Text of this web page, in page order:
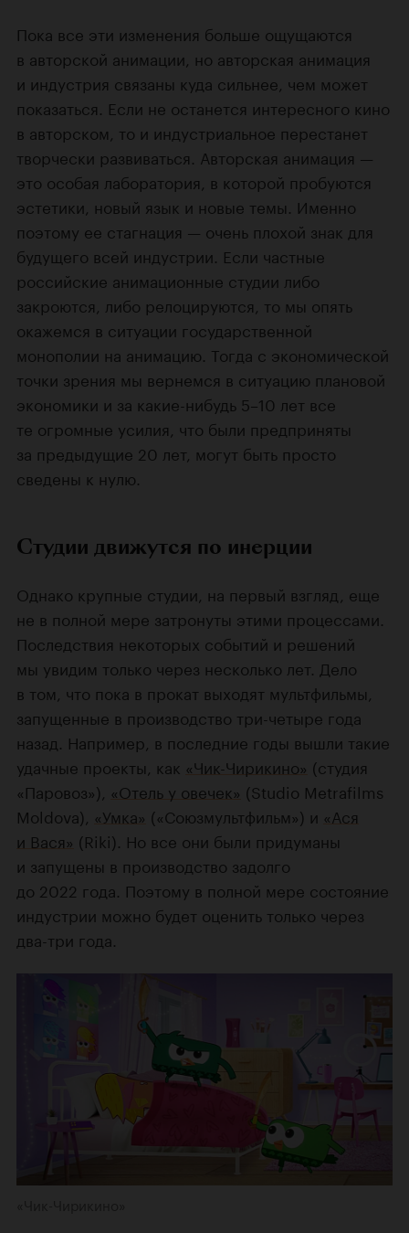
Пока все эти изменения больше ощущаются
в авторской анимации, но авторская анимация
и индустрия связаны куда сильнее, чем может
показаться. Если не останется интересного кино
в авторском, то и индустриальное перестанет
творчески развиваться. Авторская анимация —
это особая лаборатория, в которой пробуются
эстетики, новый язык и новые темы. Именно
поэтому ее стагнация — очень плохой знак для
будущего всей индустрии. Если частные
российские анимационные студии либо
закроются, либо релоцируются, то мы опять
окажемся в ситуации государственной
монополии на анимацию. Тогда с экономической
точки зрения мы вернемся в ситуацию плановой
экономики и за какие-нибудь 5–10 лет все
те огромные усилия, что были предприняты
за предыдущие 20 лет, могут быть просто
сведены к нулю.
Студии движутся по инерции
Однако крупные студии, на первый взгляд, еще
не в полной мере затронуты этими процессами.
Последствия некоторых событий и решений
мы увидим только через несколько лет. Дело
в том, что пока в прокат выходят мультфильмы,
запущенные в производство три-четыре года
назад. Например, в последние годы вышли такие
удачные проекты, как «Чик-Чирикино» (студия
«Паровоз»), «Отель у овечек» (Studio Metrafilms
Moldova), «Умка» («Союзмультфильм») и «Ася
и Вася» (Riki). Но все они были придуманы
и запущены в производство задолго
до 2022 года. Поэтому в полной мере состояние
индустрии можно будет оценить только через
два-три года.